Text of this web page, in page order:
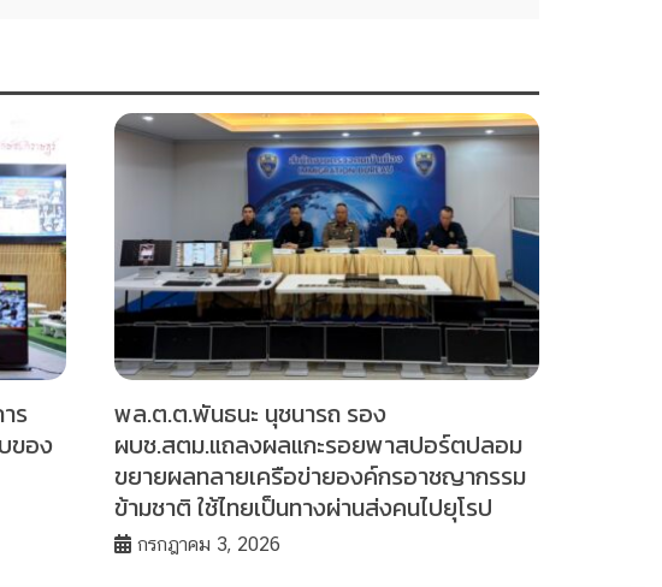
ร
ของ
พล.ต.ต.พันธนะ นุชนารถ รอง
ผบช.สตม.แถลงผลแกะรอยพาสปอร์ตปลอม
ขยายผลทลายเครือข่ายองค์กรอาชญากรรม
ข้ามชาติ ใช้ไทยเป็นทางผ่านส่งคนไปยุโรป
กรกฎาคม 3, 2026